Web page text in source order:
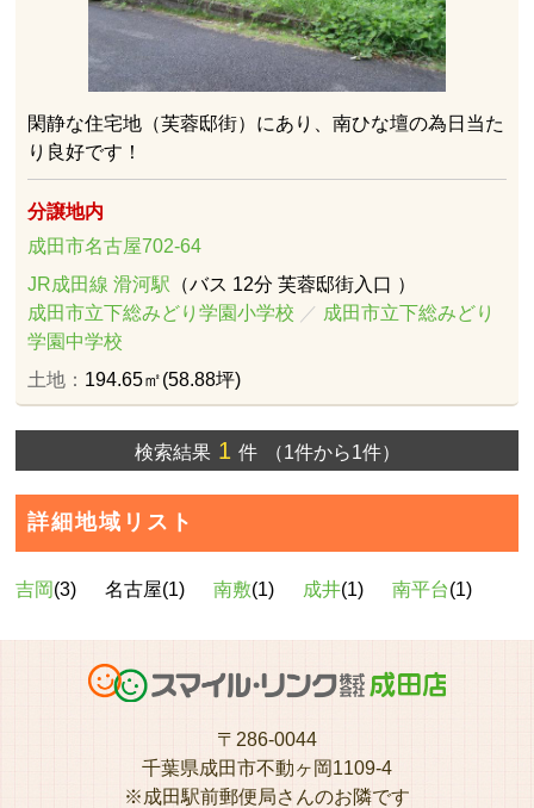
閑静な住宅地（芙蓉邸街）にあり、南ひな壇の為日当た
り良好です！
分譲地内
成田市名古屋702-64
JR成田線 滑河駅 （バス 12分 芙蓉邸街入口 ）
成田市立下総みどり学園小学校 ／ 成田市立下総みどり
学園中学校
土地： 194.65㎡(58.88坪)
検索結果1 件 （1件から1件）
詳細地域リスト
吉岡(3) 名古屋(1) 南敷(1) 成井(1) 南平台(1)
〒286-0044
千葉県成田市不動ヶ岡1109-4
※成田駅前郵便局さんのお隣です